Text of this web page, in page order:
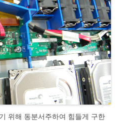
위해 동분서주하여 힘들게 구한